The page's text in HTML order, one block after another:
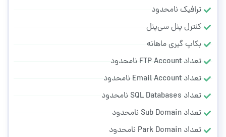
ترافیک نامحدود
کنترل پنل سی‌پنل
بکاپ گیری ماهانه
تعداد FTP Account نامحدود
تعداد Email Account نامحدود
تعداد SQL Databases نامحدود
تعداد Sub Domain نامحدود
تعداد Park Domain نامحدود